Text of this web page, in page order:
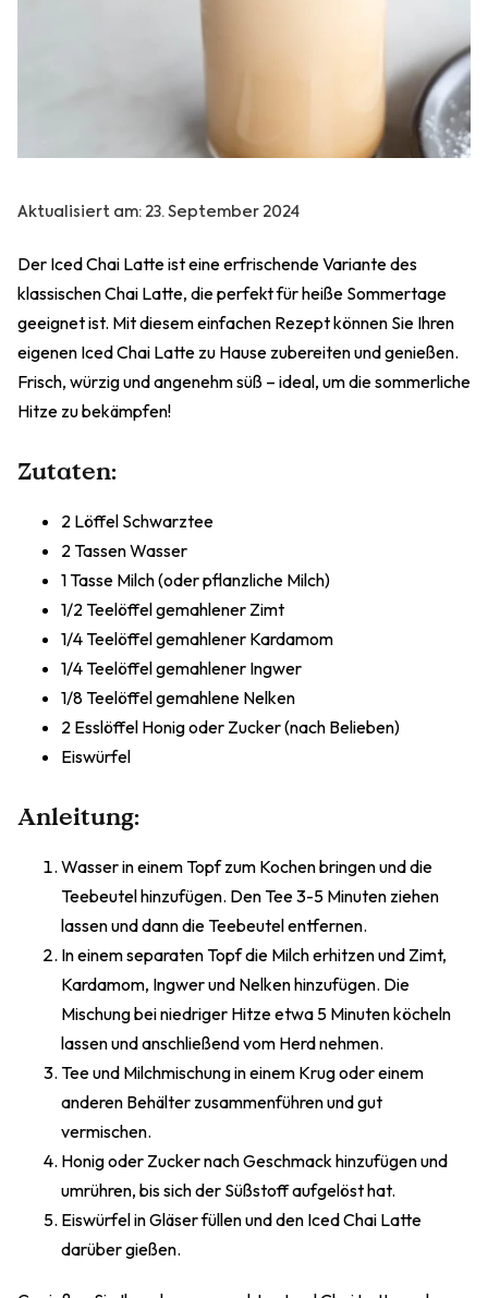
Aktualisiert am: 23. September 2024
Der Iced Chai Latte ist eine erfrischende Variante des
klassischen Chai Latte, die perfekt für heiße Sommertage
geeignet ist. Mit diesem einfachen Rezept können Sie Ihren
eigenen Iced Chai Latte zu Hause zubereiten und genießen.
Frisch, würzig und angenehm süß – ideal, um die sommerliche
Hitze zu bekämpfen!
Zutaten:
2 Löffel Schwarztee
2 Tassen Wasser
1 Tasse Milch (oder pflanzliche Milch)
1/2 Teelöffel gemahlener Zimt
1/4 Teelöffel gemahlener Kardamom
1/4 Teelöffel gemahlener Ingwer
1/8 Teelöffel gemahlene Nelken
2 Esslöffel Honig oder Zucker (nach Belieben)
Eiswürfel
Anleitung:
Wasser in einem Topf zum Kochen bringen und die
Teebeutel hinzufügen. Den Tee 3-5 Minuten ziehen
lassen und dann die Teebeutel entfernen.
In einem separaten Topf die Milch erhitzen und Zimt,
Kardamom, Ingwer und Nelken hinzufügen. Die
Mischung bei niedriger Hitze etwa 5 Minuten köcheln
lassen und anschließend vom Herd nehmen.
Tee und Milchmischung in einem Krug oder einem
anderen Behälter zusammenführen und gut
vermischen.
Honig oder Zucker nach Geschmack hinzufügen und
umrühren, bis sich der Süßstoff aufgelöst hat.
Eiswürfel in Gläser füllen und den Iced Chai Latte
darüber gießen.